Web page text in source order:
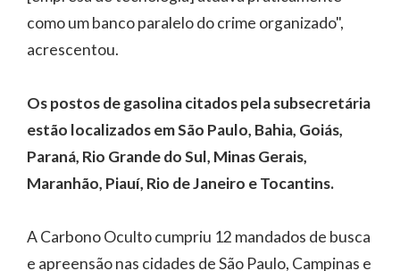
como um banco paralelo do crime organizado",
acrescentou.
Os postos de gasolina citados pela subsecretária
estão localizados em São Paulo, Bahia, Goiás,
Paraná, Rio Grande do Sul, Minas Gerais,
Maranhão, Piauí, Rio de Janeiro e Tocantins.
A Carbono Oculto cumpriu 12 mandados de busca
e apreensão nas cidades de São Paulo, Campinas e